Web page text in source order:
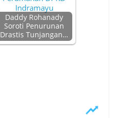
Daddy Rohanady
Soroti Penurunan
Drastis Tunjangan…